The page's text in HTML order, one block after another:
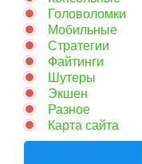
Головоломки
Мобильные
Стратегии
Файтинги
Шутеры
Экшен
Разное
Карта сайта